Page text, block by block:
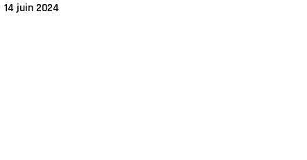
14 juin 2024